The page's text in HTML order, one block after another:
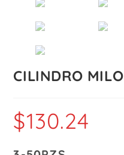
CILINDRO MILO
$130.24